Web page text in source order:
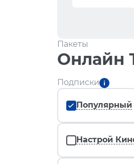
Пакеты
Онлайн
Подписки
Популярный
Настрой